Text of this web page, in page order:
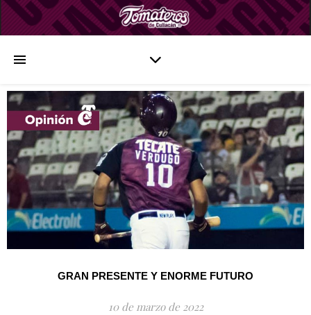
GRAN PRESENTE Y ENORME FUTURO
10 de marzo de 2022